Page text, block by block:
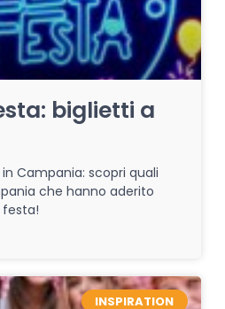
biglietti a
Campania: scopri quali
che hanno aderito
festa!
INSPIRATION